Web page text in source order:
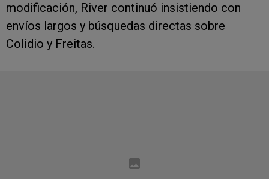
modificación, River continuó insistiendo con
envíos largos y búsquedas directas sobre
Colidio y Freitas.